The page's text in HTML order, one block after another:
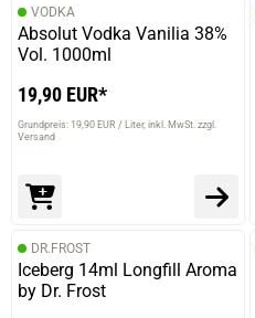
VODKA
Absolut Vodka Vanilia 38%
Vol. 1000ml
19,90 EUR*
Grundpreis: 19,90 EUR / Liter inkl. MwSt. zzgl.
Versand
DR.FROST
Iceberg 14ml Longfill Aroma
by Dr. Frost